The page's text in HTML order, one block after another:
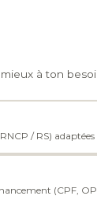
à ton
/ RS) adaptées
(CPF,